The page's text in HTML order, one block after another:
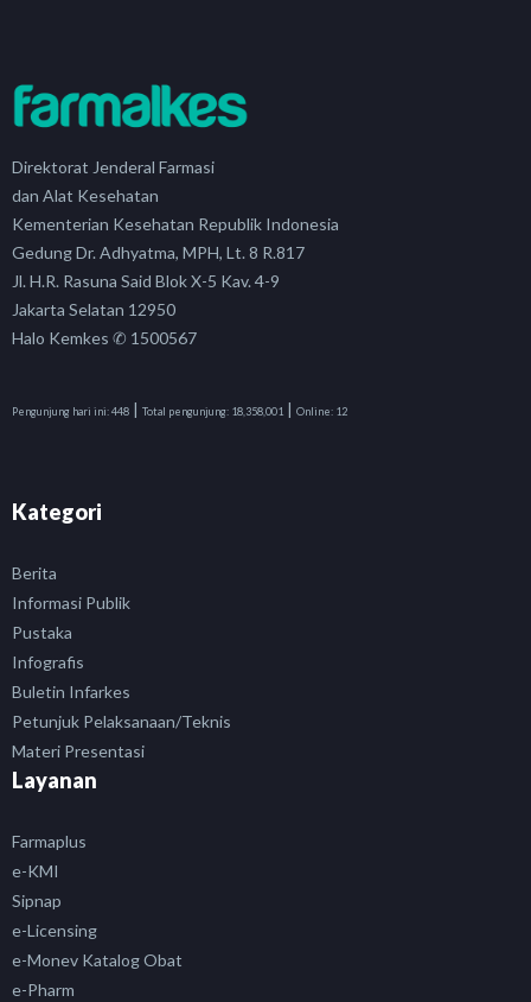
Direktorat Jenderal Farmasi
dan Alat Kesehatan
Kementerian Kesehatan Republik Indonesia
Gedung Dr. Adhyatma, MPH, Lt. 8 R.817
Jl. H.R. Rasuna Said Blok X-5 Kav. 4-9
Jakarta Selatan 12950
Halo Kemkes ✆ 1500567
Pengunjung hari ini:448 | Total pengunjung: 18,358,001 | Online: 12
Kategori
Berita
Informasi Publik
Pustaka
Infografis
Buletin Infarkes
Petunjuk Pelaksanaan/Teknis
Materi Presentasi
Layanan
Farmaplus
e-KMI
Sipnap
e-Licensing
e-Monev Katalog Obat
e-Pharm